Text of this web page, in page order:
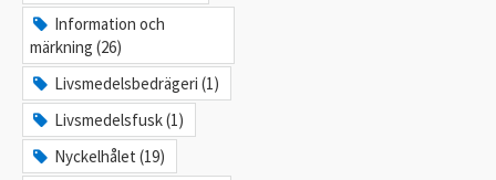
Information och
märkning (26)
Livsmedelsbedrägeri (1)
Livsmedelsfusk (1)
Nyckelhålet (19)